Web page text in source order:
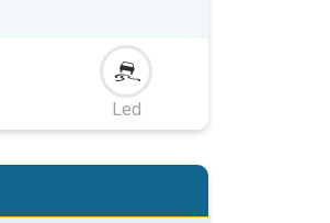
Led